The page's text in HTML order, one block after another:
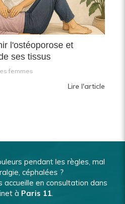
l'ostéoporose et
ses tissus
femmes
Lire l'article
pendant les règles, mal
céphalées ?
accueille en consultation dans
à Paris 11.